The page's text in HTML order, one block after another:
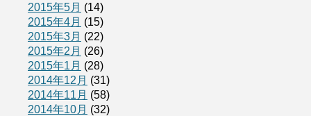
2015年5月 (14)
2015年4月 (15)
2015年3月 (22)
2015年2月 (26)
2015年1月 (28)
2014年12月 (31)
2014年11月 (58)
2014年10月 (32)